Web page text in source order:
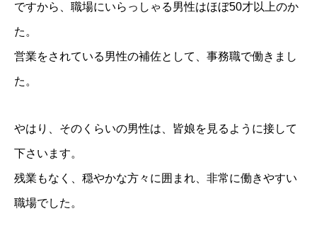
ですから、職場にいらっしゃる男性はほぼ50才以上のか
た。
営業をされている男性の補佐として、事務職で働きまし
た。
やはり、そのくらいの男性は、皆娘を見るように接して
下さいます。
残業もなく、穏やかな方々に囲まれ、非常に働きやすい
職場でした。